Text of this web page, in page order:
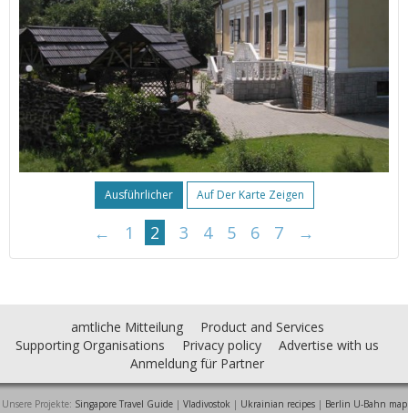
Ausführlicher Auf Der Karte Zeigen
← 1 2 3 4 5 6 7 →
amtliche Mitteilung
Product and Services
Supporting Organisations
Privacy policy
Advertise with us
Anmeldung für Partner
Unsere Projekte: Singapore Travel Guide| Vladivostok | Ukrainian recipes| Berlin U-Bahn map